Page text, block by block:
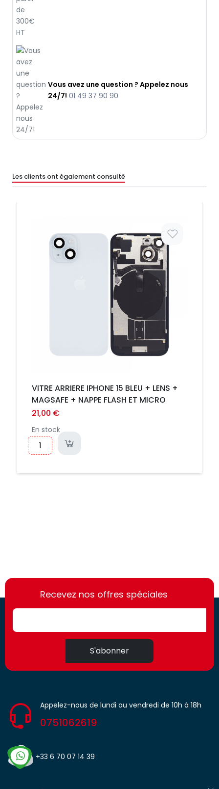
Vous avez une question ? Appelez nous
24/7! 01 49 37 90 90
Les clients ont également consulté
VITRE ARRIERE IPHONE 15 BLEU + LENS +
MAGSAFE + NAPPE FLASH ET MICRO
21,00 €
En stock
https://france-
access.fr
https://france-
access.fr
Recevez nos offres spéciales
S'abonner
Appelez-nous de lundi au vendredi de 10h à 18h
0751062619
+33 6 70 07 14 39